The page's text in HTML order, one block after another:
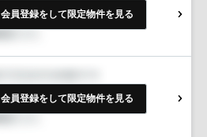
会員登録をして限定物件を見る
会員登録をして限定物件を見る